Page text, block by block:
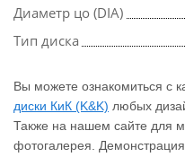
Диаметр цо (DIA)
Тип диска
Вы можете ознакомиться с
диски КиК (K&K) любых
Также на нашем сайте для
фотогалерея.